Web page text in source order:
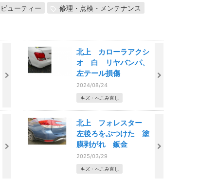
ューティー 修理・点検・メンテナンス
北上 カローラアクシ
オ 白 リヤバンパ、
左テール損傷
2024/08/24
キズ・へこみ直し
北上 フォレスター
左後ろをぶつけた 塗
膜剥がれ 鈑金
2025/03/29
キズ・へこみ直し